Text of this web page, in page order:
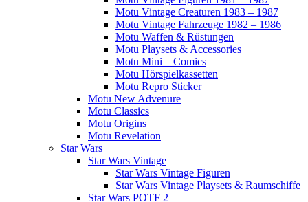
Motu Vintage Creaturen 1983 – 1987
Motu Vintage Fahrzeuge 1982 – 1986
Motu Waffen & Rüstungen
Motu Playsets & Accessories
Motu Mini – Comics
Motu Hörspielkassetten
Motu Repro Sticker
Motu New Advenure
Motu Classics
Motu Origins
Motu Revelation
Star Wars
Star Wars Vintage
Star Wars Vintage Figuren
Star Wars Vintage Playsets & Raumschiffe
Star Wars POTF 2